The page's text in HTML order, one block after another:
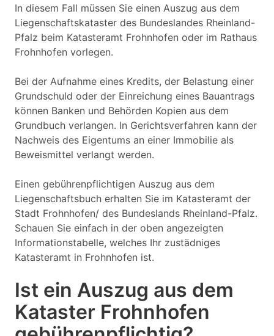
In diesem Fall müssen Sie einen Auszug aus dem
Liegenschaftskataster des Bundeslandes Rheinland-
Pfalz beim Katasteramt Frohnhofen oder im Rathaus
Frohnhofen vorlegen.
Bei der Aufnahme eines Kredits, der Belastung einer
Grundschuld oder der Einreichung eines Bauantrags
können Banken und Behörden Kopien aus dem
Grundbuch verlangen. In Gerichtsverfahren kann der
Nachweis des Eigentums an einer Immobilie als
Beweismittel verlangt werden.
Einen gebührenpflichtigen Auszug aus dem
Liegenschaftsbuch erhalten Sie im Katasteramt der
Stadt Frohnhofen/ des Bundeslands Rheinland-Pfalz.
Schauen Sie einfach in der oben angezeigten
Informationstabelle, welches Ihr zustädniges
Katasteramt in Frohnhofen ist.
Ist ein Auszug aus dem
Kataster Frohnhofen